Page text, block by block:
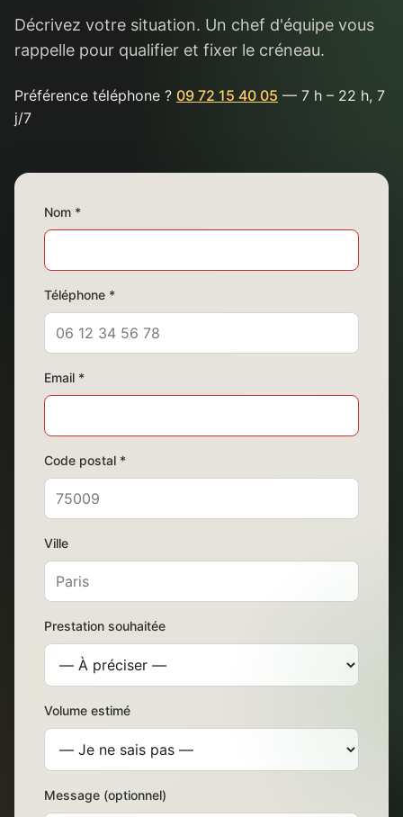
Décrivez votre situation. Un chef d'équipe vous
rappelle pour qualifier et fixer le créneau.
Préférence téléphone ? 09 72 15 40 05 — 7 h – 22 h, 7
j/7
Nom *
Téléphone *
Email *
Code postal *
Ville
Prestation souhaitée
Volume estimé
Message (optionnel)